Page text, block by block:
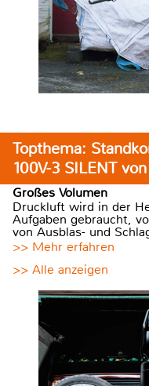
Topthema:
100V-3 SILENT
Großes Volumen
Druckluft wird in der
Aufgaben gebraucht,
von Ausblas- und
>> Mehr erfahren
>> Alle anzeigen